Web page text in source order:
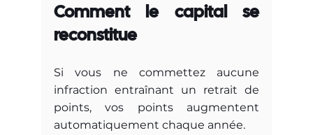
Comment le capital se
reconstitue
Si vous ne commettez aucune
infraction entraînant un retrait de
points, vos points augmentent
automatiquement chaque année.